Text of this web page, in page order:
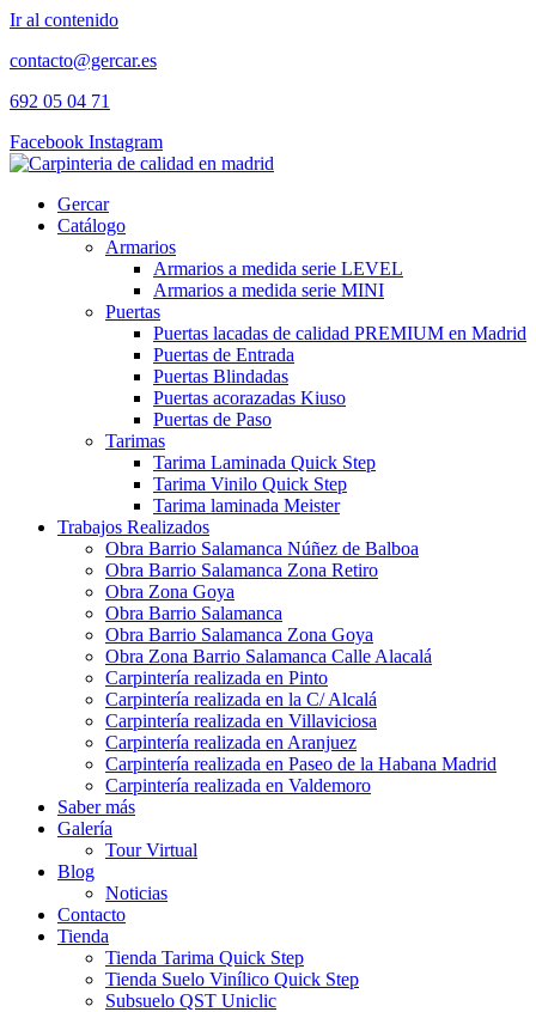
Ir al contenido
contacto@gercar.es
692 05 04 71
Facebook Instagram
Gercar
Catálogo
Armarios
Armarios a medida serie LEVEL
Armarios a medida serie MINI
Puertas
Puertas lacadas de calidad PREMIUM en Madrid
Puertas de Entrada
Puertas Blindadas
Puertas acorazadas Kiuso
Puertas de Paso
Tarimas
Tarima Laminada Quick Step
Tarima Vinilo Quick Step
Tarima laminada Meister
Trabajos Realizados
Obra Barrio Salamanca Núñez de Balboa
Obra Barrio Salamanca Zona Retiro
Obra Zona Goya
Obra Barrio Salamanca
Obra Barrio Salamanca Zona Goya
Obra Zona Barrio Salamanca Calle Alacalá
Carpintería realizada en Pinto
Carpintería realizada en la C/ Alcalá
Carpintería realizada en Villaviciosa
Carpintería realizada en Aranjuez
Carpintería realizada en Paseo de la Habana Madrid
Carpintería realizada en Valdemoro
Saber más
Galería
Tour Virtual
Blog
Noticias
Contacto
Tienda
Tienda Tarima Quick Step
Tienda Suelo Vinílico Quick Step
Subsuelo QST Uniclic